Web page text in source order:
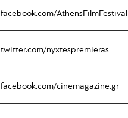
facebook.com/AthensFilmFestival
twitter.com/nyxtespremieras
facebook.com/cinemagazine.gr